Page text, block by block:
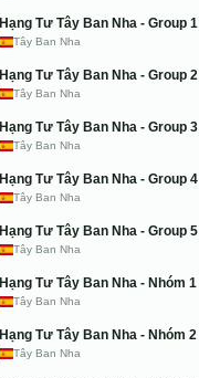
Hạng Tư Tây Ban Nha - Group 1
Tây Ban Nha
Hạng Tư Tây Ban Nha - Group 2
Tây Ban Nha
Hạng Tư Tây Ban Nha - Group 3
Tây Ban Nha
Hạng Tư Tây Ban Nha - Group 4
Tây Ban Nha
Hạng Tư Tây Ban Nha - Group 5
Tây Ban Nha
Hạng Tư Tây Ban Nha - Nhóm 1
Tây Ban Nha
Hạng Tư Tây Ban Nha - Nhóm 2
Tây Ban Nha